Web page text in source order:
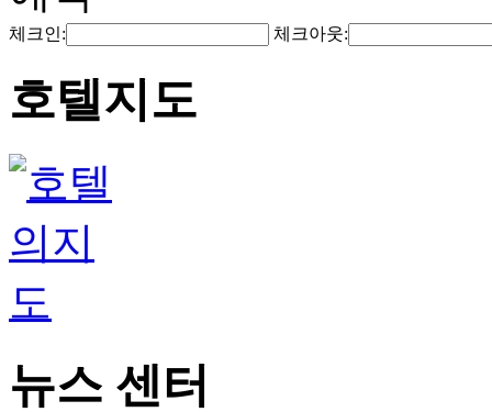
체크인: 체크아웃:
호텔지도
뉴스 센터